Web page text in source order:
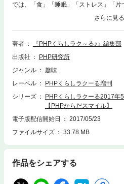
では、「食」「睡眠」「ストレス」「
ら、あなたの「脳」のリスク、そして
■目次 私は食事でできている！ 片岡
一郎／脳に悪い食べ物はどっち！？ 溝
で集中力を超UP！！ メンタリスト
ための感動する！ 記憶術 篠原菊紀／
リチカ／「マインドフルネス」って何
ぜDr.南雲は、朝からガムを噛むのか？
かけろ！ 溝口徹／座りっぱなしで早
リにお金をかけるな！ 宇多川久美子
絵里加／健康とマネーの黄金法則 午堂
静／ストレスに効く！ ながらストレ
著者
『PHPくらしラク～る♪』編集部
出版社
PHP研究所
ジャンル
趣味
レーベル
PHPくらしラクーる増刊
シリーズ
PHPくらしラクーる2017年
【PHPからだスマイル】
電子版配信開始日
2017/05/23
ファイルサイズ
33.78 MB
作品をシェアする